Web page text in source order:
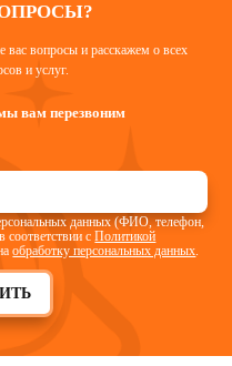
вопросы и расскажем о всех
и услуг.
вам перезвоним
данных (ФИО, телефон,
соответствии сПолитикой
обработку персональных данных.